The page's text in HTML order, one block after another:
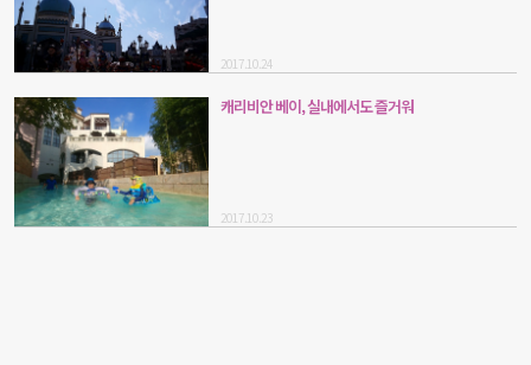
2017.10.24
캐리비안 베이, 실내에서도 즐거워
2017.10.23